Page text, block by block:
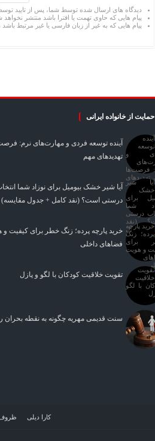
دیدگاه های ارسال شده توسط شما، پس از تایید
پیام هایی که حاوی تهمت یا افترا باشد منتشر نخواهد
پیام هایی که به غیر از زبان فارسی یا غیر مرتبط
حمایت از خانواده ایرانی
آینده توسعه فردی و مهارت‌های نرم:
تهدیدهای مهم
آیا شیر خشک بیومیل برای نوزاد شما
درستی است؟ (نقد کامل + جدول مقایسه)
خرید پارچه پرده؛ زنگ خطر برای کیفیت و
فضاهای داخلی
تقویت خلاقیت کودکان با لگو و پازل
سنت قدیمی مهریه چگونه به نقطه بحران
کارا دیلی